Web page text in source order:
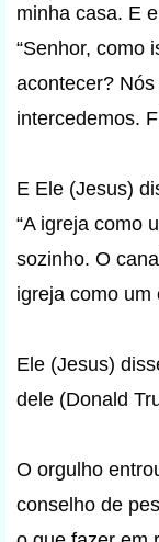
minha casa. E
“Senhor, como
acontecer?
intercedemos.
E Ele (Jesus)
“A igreja como
sozinho. O
igreja como um
Ele (Jesus)
dele (Donald
O orgulho
conselho de